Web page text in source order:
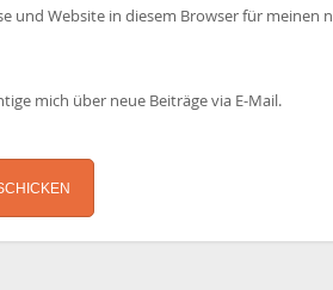
und Website in diesem Browser für meinen
mich über neue Beiträge via E-Mail.